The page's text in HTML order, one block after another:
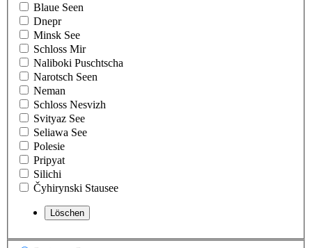
Blaue Seen
Dnepr
Minsk See
Schloss Mir
Naliboki Puschtscha
Narotsch Seen
Neman
Schloss Nesvizh
Svityaz See
Seliawa See
Polesie
Pripyat
Silichi
Čyhirynski Stausee